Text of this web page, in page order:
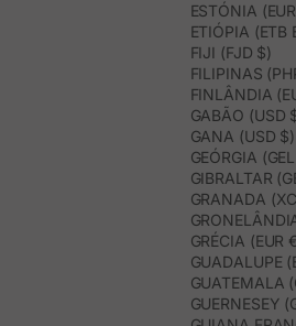
ESTÓNIA
ETIÓPIA (ETB
FIJI (FJD $)
FILIPINAS
FINLÂNDIA
GABÃO (USD
GANA (USD $)
GEÓRGIA
GIBRALTAR
GRANADA
GRÉCIA (EUR
GUADALUPE
GUATEMALA
GUERNESEY